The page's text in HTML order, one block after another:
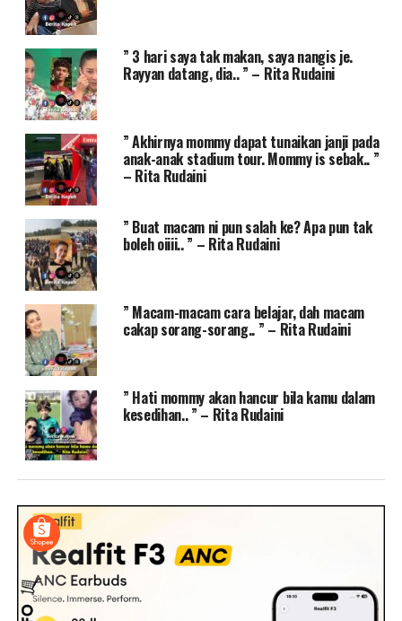
” 3 hari saya tak makan, saya nangis je.
Rayyan datang, dia.. ” – Rita Rudaini
” Akhirnya mommy dapat tunaikan janji pada
anak-anak stadium tour. Mommy is sebak.. ”
– Rita Rudaini
” Buat macam ni pun salah ke? Apa pun tak
boleh oiiii.. ” – Rita Rudaini
” Macam-macam cara belajar, dah macam
cakap sorang-sorang.. ” – Rita Rudaini
” Hati mommy akan hancur bila kamu dalam
kesedihan.. ” – Rita Rudaini